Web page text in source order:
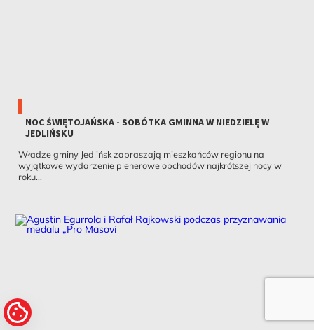
NOC ŚWIĘTOJAŃSKA - SOBÓTKA GMINNA W NIEDZIELĘ W
JEDLIŃSKU
Władze gminy Jedlińsk zapraszają mieszkańców regionu na
wyjątkowe wydarzenie plenerowe obchodów najkrótszej nocy w
roku...